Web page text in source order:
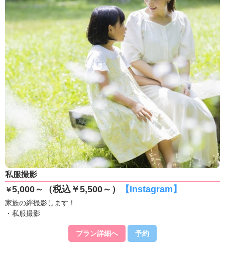
私服撮影
￥5,000～（税込￥5,500～） 【Instagram】
家族の絆撮影します！
・私服撮影
プラン詳細へ 予約